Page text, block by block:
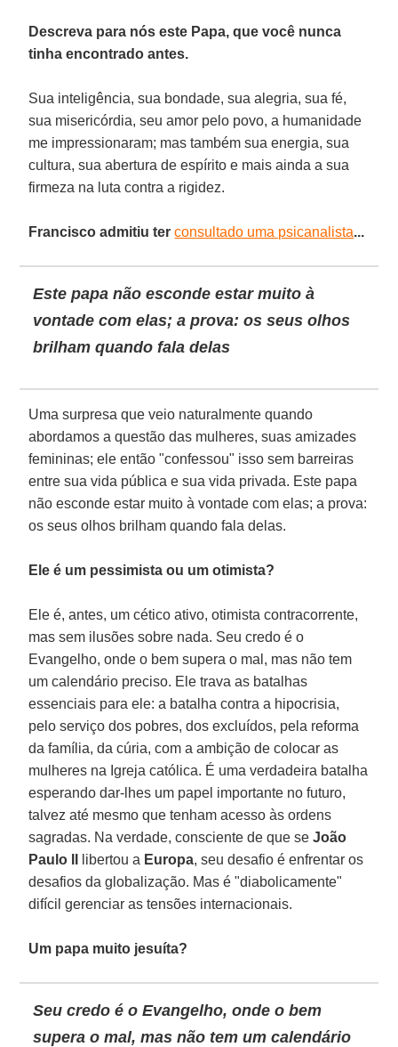
Descreva para nós este Papa, que você nunca
tinha encontrado antes.
Sua inteligência, sua bondade, sua alegria, sua fé,
sua misericórdia, seu amor pelo povo, a humanidade
me impressionaram; mas também sua energia, sua
cultura, sua abertura de espírito e mais ainda a sua
firmeza na luta contra a rigidez.
Francisco admitiu terconsultado uma psicanalista...
Este papa não esconde estar muito à
vontade com elas; a prova: os seus olhos
brilham quando fala delas
Uma surpresa que veio naturalmente quando
abordamos a questão das mulheres, suas amizades
femininas; ele então "confessou" isso sem barreiras
entre sua vida pública e sua vida privada. Este papa
não esconde estar muito à vontade com elas; a prova:
os seus olhos brilham quando fala delas.
Ele é um pessimista ou um otimista?
Ele é, antes, um cético ativo, otimista contracorrente,
mas sem ilusões sobre nada. Seu credo é o
Evangelho, onde o bem supera o mal, mas não tem
um calendário preciso. Ele trava as batalhas
essenciais para ele: a batalha contra a hipocrisia,
pelo serviço dos pobres, dos excluídos, pela reforma
da família, da cúria, com a ambição de colocar as
mulheres na Igreja católica. É uma verdadeira batalha
esperando dar-lhes um papel importante no futuro,
talvez até mesmo que tenham acesso às ordens
sagradas. Na verdade, consciente de que seJoão
Paulo II
libertou a Europa, seu desafio é enfrentar os
desafios da globalização. Mas é "diabolicamente"
difícil gerenciar as tensões internacionais.
Um papa muito jesuíta?
Seu credo é o Evangelho, onde o bem
supera o mal, mas não tem um calendário